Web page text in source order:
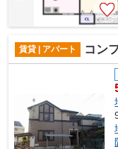
賃貸 | アパート コン